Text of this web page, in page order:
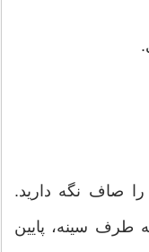
را صاف نگه دارید.
طرف سینه، پایین